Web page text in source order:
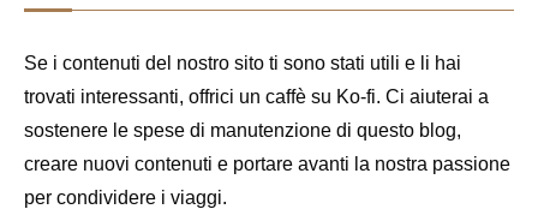
Se i contenuti del nostro sito ti sono stati utili e li hai
trovati interessanti, offrici un caffè su Ko-fi. Ci aiuterai a
sostenere le spese di manutenzione di questo blog,
creare nuovi contenuti e portare avanti la nostra passione
per condividere i viaggi.